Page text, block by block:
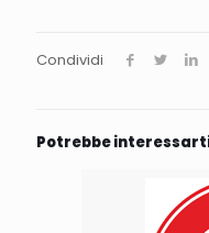
Condividi
Potrebbe